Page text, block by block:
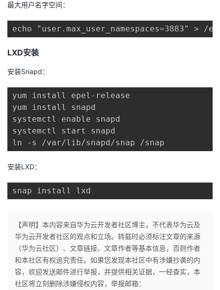
我
课
程
的
认
证
我
的
实
验
我
的
收
藏
的
术
我
云
最大用户名字空间：
echo "user.max_user_namespaces=3883" >
LXD安装
安装Snapd：
yum install epel-release
yum install snapd
systemctl enable snapd
systemctl start snapd
ln -s /var/lib/snapd/snap /snap
安装LXD：
snap install lxd
【声明】本内容来自华为云开发者社区博主，不代表华为云及
华为云开发者社区的观点和立场。转载时必须标注文章的来源
（华为云社区）、文章链接、文章作者等基本信息，否则作者
和本社区有权追究责任。如果您发现本社区中有涉嫌抄袭的内
容，欢迎发送邮件进行举报，并提供相关证据，一经查实，本
社区将立刻删除涉嫌侵权内容，举报邮箱：